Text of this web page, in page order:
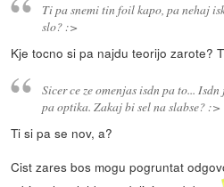
Ti pa snemi tin foil kapo, pa nehaj
slo? :>
Kje tocno si pa najdu teorijo zarote?
Sicer ce ze omenjas isdn pa to...
pa optika. Zakaj bi sel na slabse? :>
Ti si pa se nov, a?
Cist zares bos mogu pogruntat